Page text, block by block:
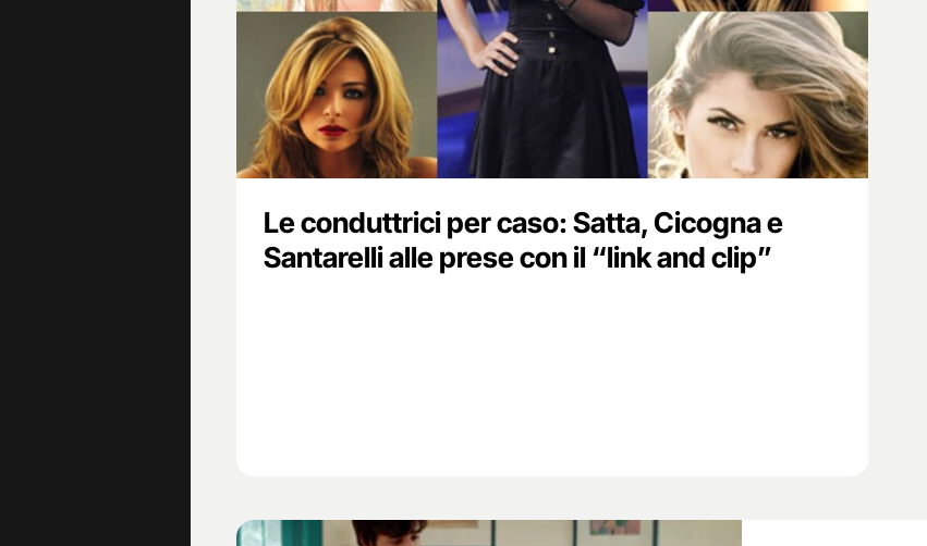
Le conduttrici per caso: Satta, Cicogna e
Santarelli alle prese con il “link and clip”